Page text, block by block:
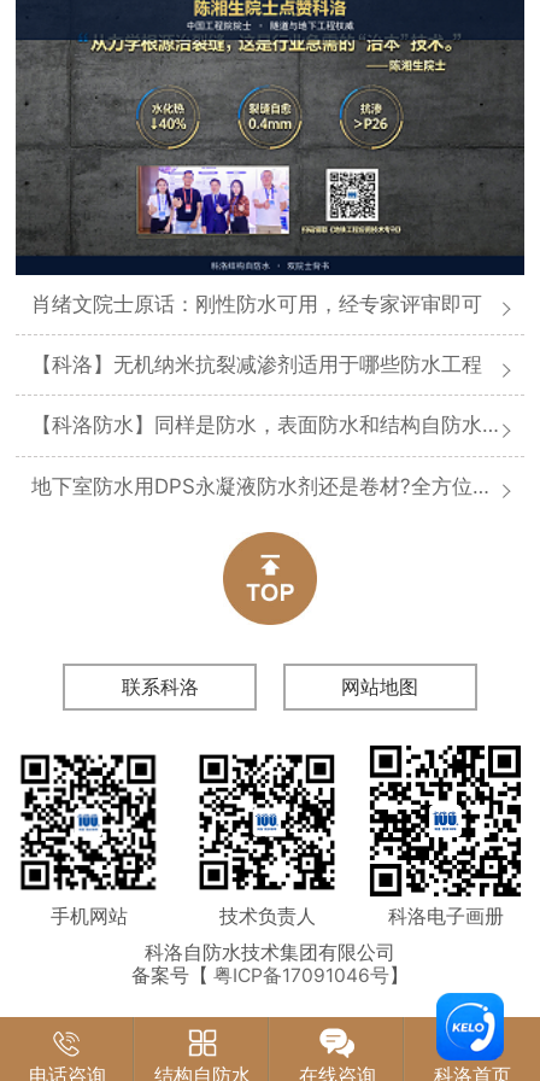
肖绪文院士原话：刚性防水可用，经专家评审即可
【科洛】无机纳米抗裂减渗剂适用于哪些防水工程
【科洛防水】同样是防水，表面防水和结构自防水差在哪
地下室防水用DPS永凝液防水剂还是卷材?全方位对比分析
联系科洛 网站地图
手机网站 技术负责人
科洛电子画册
科洛自防水技术集团有限公司
备案号【 粤ICP备17091046号】
电话咨询 结构自防水 在线咨询 科洛首页